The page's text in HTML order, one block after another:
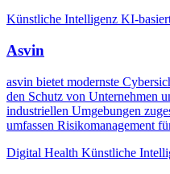
Künstliche Intelligenz KI-
Asvin
asvin bietet modernste
den Schutz von Unternehmen
industriellen Umgebungen
umfassen Risikomanagement
Digital Health Künstliche